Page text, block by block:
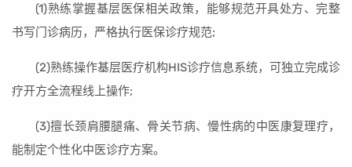
(1)熟练掌握基层医保相关政策，能够规范开具处方、完整
书写门诊病历，严格执行医保诊疗规范;
(2)熟练操作基层医疗机构HIS诊疗信息系统，可独立完成诊
疗开方全流程线上操作;
(3)擅长颈肩腰腿痛、骨关节病、慢性病的中医康复理疗，
能制定个性化中医诊疗方案。